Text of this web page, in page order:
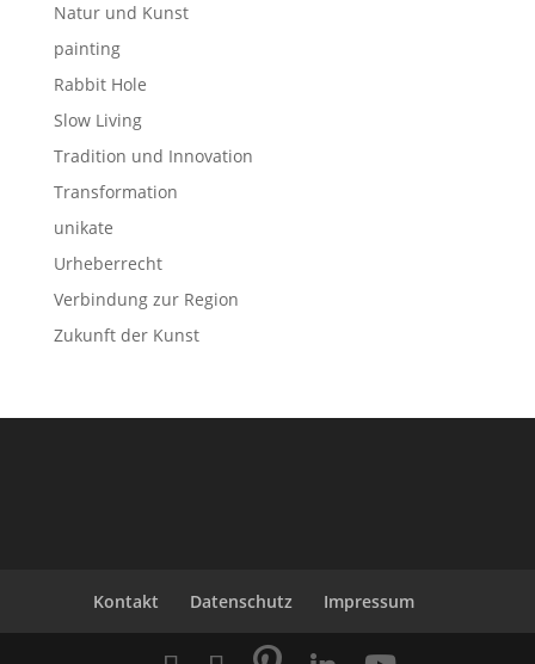
Natur und Kunst
painting
Rabbit Hole
Slow Living
Tradition und Innovation
Transformation
unikate
Urheberrecht
Verbindung zur Region
Zukunft der Kunst
Kontakt Datenschutz Impressum